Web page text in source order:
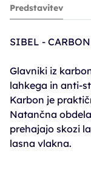
glavnik SIB
8,41€
Predstavitev
SIBEL -
Glavniki iz
lahkega in anti-
Karbon je
Natančna
prehajajo skozi
lasna vlakna.